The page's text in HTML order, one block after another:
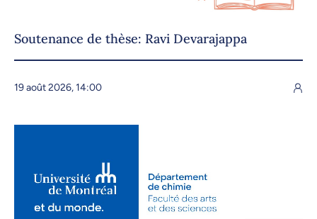
Soutenance de thèse: Ravi Devarajappa
19 août 2026, 14:00